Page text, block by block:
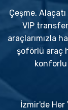
Çeşme,
VIP
araçlarımızla
şoförlü araç
İzmir'de Her